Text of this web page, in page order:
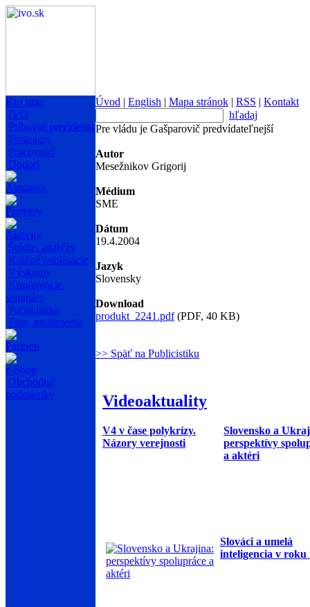
Kto sme
IVO
Príhovor prezidenta
Programy
Pracovníci
Donori
Aktuality
Projekty
Aktivity
Štúdie, analýzy
Knižné publikácie
Výskumy
Konferencie,
semináre
Publicistika
Film, multimedia
Partneri
e-Shop
Obchodné
podmienky
Úvod | English | Mapa stránok | RSS | Kontakt
hľadaj
Pre vládu je Gašparovič predvídateľnejší
Autor
Mesežnikov Grigorij
Médium
SME
Dátum
19.4.2004
Jazyk
Slovensky
Download
produkt_2241.pdf(PDF, 40 KB)
>> Späť na Publicistiku
Videoaktuality
V4 v čase polykrízy.
Názory verejnosti
Slovensko a
perspektívy
a aktéri
Slováci a umelá
inteligencia v roku